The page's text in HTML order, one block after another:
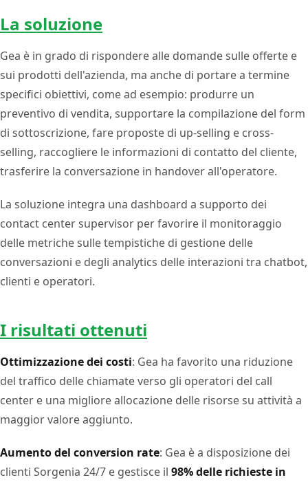
La soluzione
Gea è in grado di rispondere alle domande sulle offerte e
sui prodotti dell'azienda, ma anche di portare a termine
specifici obiettivi, come ad esempio: produrre un
preventivo di vendita, supportare la compilazione del form
di sottoscrizione, fare proposte di up-selling e cross-
selling, raccogliere le informazioni di contatto del cliente,
trasferire la conversazione in handover all'operatore.
La soluzione integra una dashboard a supporto dei
contact center supervisor per favorire il monitoraggio
delle metriche sulle tempistiche di gestione delle
conversazioni e degli analytics delle interazioni tra chatbot,
clienti e operatori.
I risultati ottenuti
Ottimizzazione dei costi: Gea ha favorito una riduzione
del traffico delle chiamate verso gli operatori del call
center e una migliore allocazione delle risorse su attività a
maggior valore aggiunto.
Aumento del conversion rate: Gea è a disposizione dei
clienti Sorgenia 24/7 e gestisce il 98% delle richieste in